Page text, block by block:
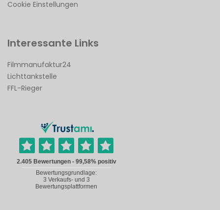
Cookie Einstellungen
Interessante Links
Filmmanufaktur24
Lichttankstelle
FFL-Rieger